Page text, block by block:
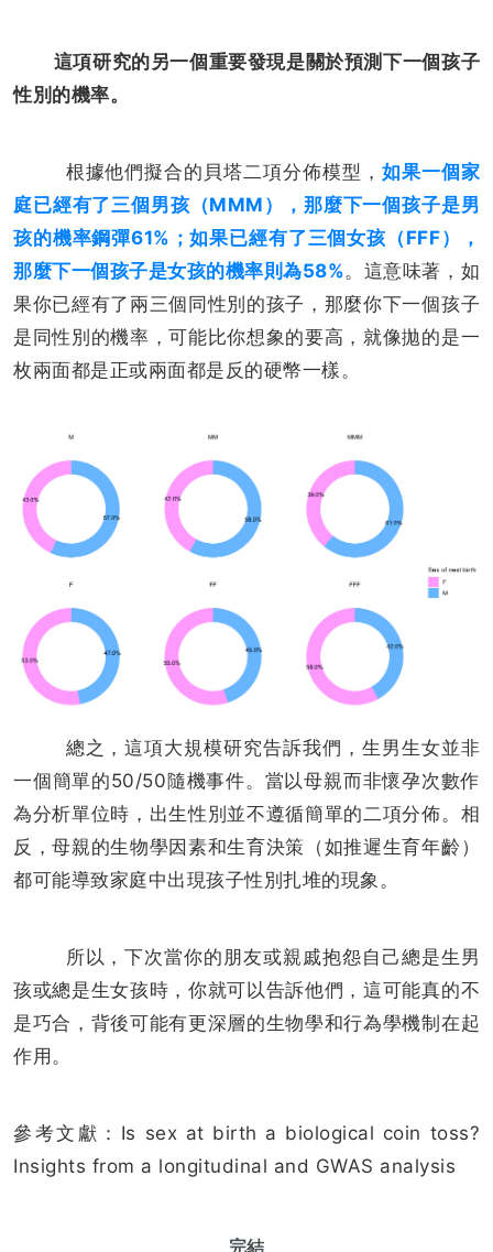
這項研究的另一個重要發現是關於預測下一個孩子
性別的機率。
根據他們擬合的貝塔二項分佈模型， 如果一個家
庭已經有了三個男孩（MMM），那麼下一個孩子是男
孩的機率鋼彈61%；如果已經有了三個女孩（FFF），
那麼下一個孩子是女孩的機率則為58%。這意味著，如
果你已經有了兩三個同性別的孩子，那麼你下一個孩子
是同性別的機率，可能比你想象的要高，就像拋的是一
枚兩面都是正或兩面都是反的硬幣一樣。
總之，這項大規模研究告訴我們，生男生女並非
一個簡單的50/50隨機事件。當以母親而非懷孕次數作
為分析單位時，出生性別並不遵循簡單的二項分佈。相
反，母親的生物學因素和生育決策（如推遲生育年齡）
都可能導致家庭中出現孩子性別扎堆的現象。
所以，下次當你的朋友或親戚抱怨自己總是生男
孩或總是生女孩時，你就可以告訴他們，這可能真的不
是巧合，背後可能有更深層的生物學和行為學機制在起
作用。
參考文獻：Is sex at birth a biological coin toss?
Insights from a longitudinal and GWAS analysis
完結